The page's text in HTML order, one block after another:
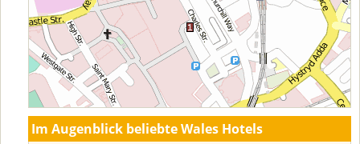
Im Augenblick beliebte Wales Hotels